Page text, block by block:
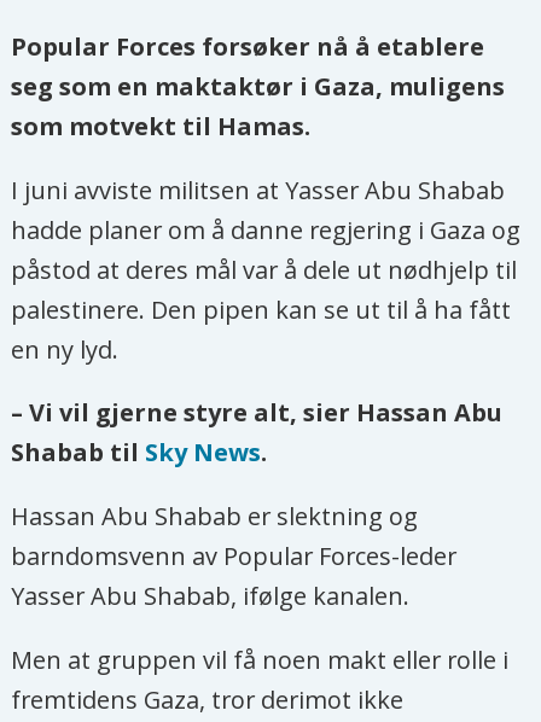
Popular Forces forsøker nå å etablere
seg som en maktaktør i Gaza, muligens
som motvekt til Hamas.
I juni avviste militsen at Yasser Abu Shabab
hadde planer om å danne regjering i Gaza og
påstod at deres mål var å dele ut nødhjelp til
palestinere. Den pipen kan se ut til å ha fått
en ny lyd.
– Vi vil gjerne styre alt, sier Hassan Abu
Shabab til Sky News.
Hassan Abu Shabab er slektning og
barndomsvenn av Popular Forces-leder
Yasser Abu Shabab, ifølge kanalen.
Men at gruppen vil få noen makt eller rolle i
fremtidens Gaza, tror derimot ikke